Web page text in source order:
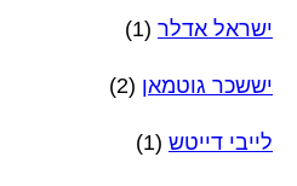
ישראל אדלר (1)
יששכר גוטמאן (2)
לייבי דייטש (1)